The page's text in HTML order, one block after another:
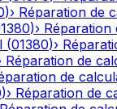
)› Réparation de
)› Réparation
(01380)›
Réparation de
de
)› Réparation de